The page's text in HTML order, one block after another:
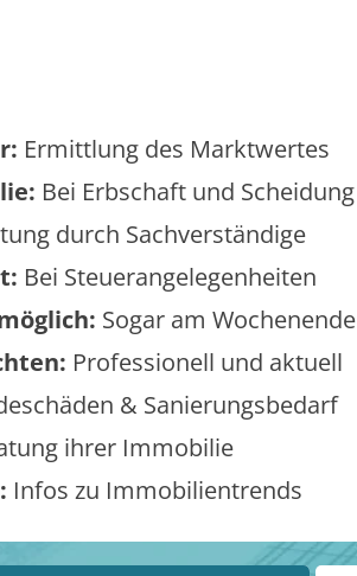
Ermittlung des Marktwertes
Bei Erbschaft und Scheidung
durch Sachverständige
Bei Steuerangelegenheiten
Sogar am Wochenende
Professionell und aktuell
& Sanierungsbedarf
ihrer Immobilie
Infos zu Immobilientrends